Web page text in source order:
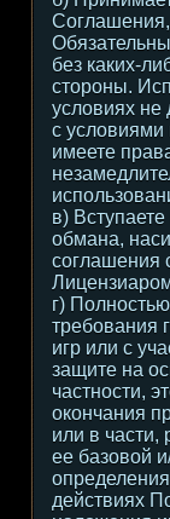
без каких-
стороны.
условиях не
с
имеете
в)
обмана,
соглашения
г)
требования
игр или с
защите на
частности,
окончания
или в части,
ее базовой
действиях